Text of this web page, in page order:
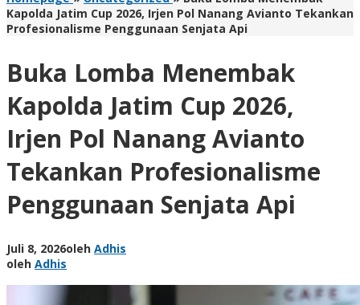
Kapolda Jatim Cup 2026, Irjen Pol Nanang Avianto Tekankan
Profesionalisme Penggunaan Senjata Api
Buka Lomba Menembak
Kapolda Jatim Cup 2026,
Irjen Pol Nanang Avianto
Tekankan Profesionalisme
Penggunaan Senjata Api
Juli 8, 2026oleh Adhis
oleh Adhis